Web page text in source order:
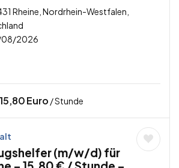
Rheine, Nordrhein-Westfalen,
2026
15,80Euro / Stunde
(m/w/d) für